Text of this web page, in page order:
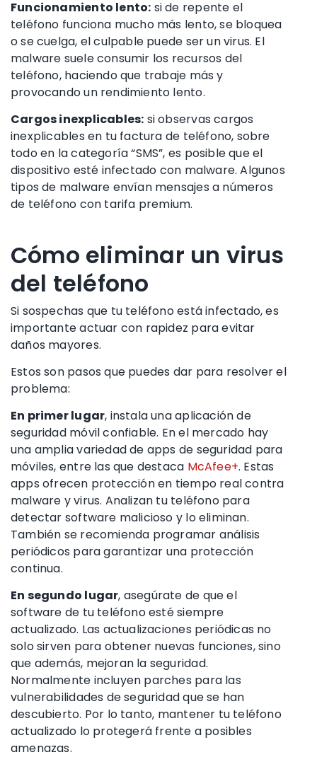
Funcionamiento lento: si de repente el
teléfono funciona mucho más lento, se bloquea
o se cuelga, el culpable puede ser un virus. El
malware suele consumir los recursos del
teléfono, haciendo que trabaje más y
provocando un rendimiento lento.
Cargos inexplicables: si observas cargos
inexplicables en tu factura de teléfono, sobre
todo en la categoría “SMS”, es posible que el
dispositivo esté infectado con malware. Algunos
tipos de malware envían mensajes a números
de teléfono con tarifa premium.
Cómo eliminar un virus
del teléfono
Si sospechas que tu teléfono está infectado, es
importante actuar con rapidez para evitar
daños mayores.
Estos son pasos que puedes dar para resolver el
problema:
En primer lugar, instala una aplicación de
seguridad móvil confiable. En el mercado hay
una amplia variedad de apps de seguridad para
móviles, entre las que destaca McAfee+. Estas
apps ofrecen protección en tiempo real contra
malware y virus. Analizan tu teléfono para
detectar software malicioso y lo eliminan.
También se recomienda programar análisis
periódicos para garantizar una protección
continua.
En segundo lugar, asegúrate de que el
software de tu teléfono esté siempre
actualizado. Las actualizaciones periódicas no
solo sirven para obtener nuevas funciones, sino
que además, mejoran la seguridad.
Normalmente incluyen parches para las
vulnerabilidades de seguridad que se han
descubierto. Por lo tanto, mantener tu teléfono
actualizado lo protegerá frente a posibles
amenazas.